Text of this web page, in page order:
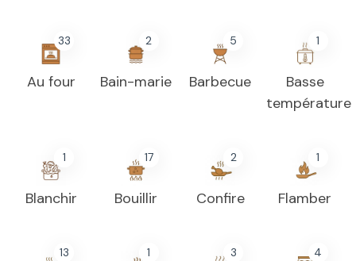
33
Au four
2
Bain-marie
5
Barbecue
1
Basse
température
1
Blanchir
17
Bouillir
2
Confire
1
Flamber
13 1 3 4